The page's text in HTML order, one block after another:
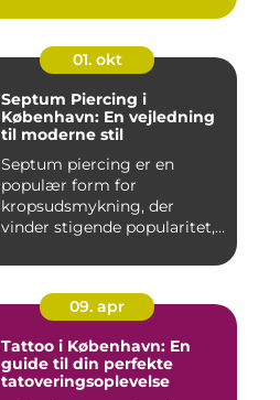
01. okt
Septum Piercing i
København: En vejledning
til moderne stil
Septum piercing er en
populær form for
kropsudsmykning, der
vinder stigende popularitet,
09. apr
Tattoo i København: En
guide til din perfekte
tatoveringsoplevelse